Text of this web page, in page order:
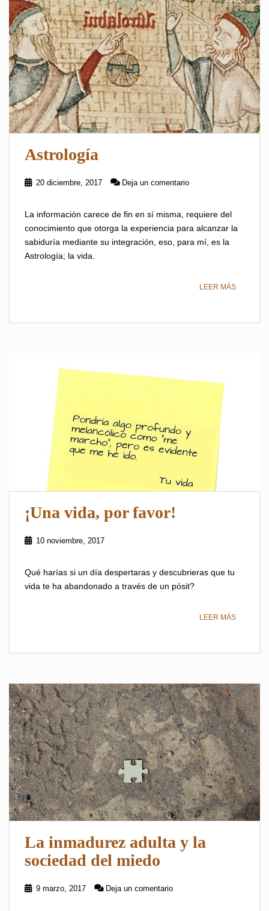
Astrología
20 diciembre, 2017 Deja un comentario
La información carece de fin en sí misma, requiere del
conocimiento que otorga la experiencia para alcanzar la
sabiduría mediante su integración, eso, para mí, es la
Astrología; la vida.
LEER MÁS
¡Una vida, por favor!
10 noviembre, 2017
Qué harías si un día despertaras y descubrieras que tu
vida te ha abandonado a través de un pósit?
LEER MÁS
La inmadurez adulta y la
sociedad del miedo
9 marzo, 2017 Deja un comentario